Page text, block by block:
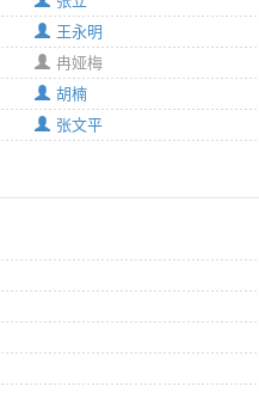
王永明
冉娅梅
胡楠
张文平